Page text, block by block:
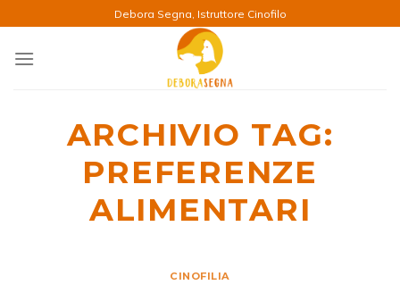
ai
contenuti
Debora Segna, Istruttore Cinofilo
ARCHIVIO TAG:
PREFERENZE
ALIMENTARI
CINOFILIA